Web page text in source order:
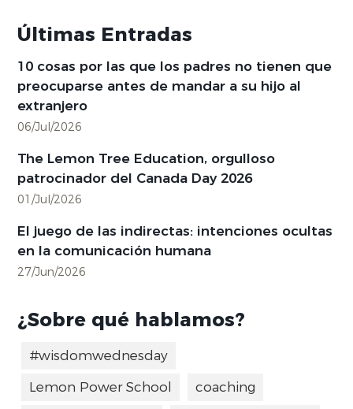
Últimas Entradas
10 cosas por las que los padres no tienen que
preocuparse antes de mandar a su hijo al
extranjero
06/Jul/2026
The Lemon Tree Education, orgulloso
patrocinador del Canada Day 2026
01/Jul/2026
El juego de las indirectas: intenciones ocultas
en la comunicación humana
27/Jun/2026
¿Sobre qué hablamos?
#wisdomwednesday
Lemon Power School
coaching